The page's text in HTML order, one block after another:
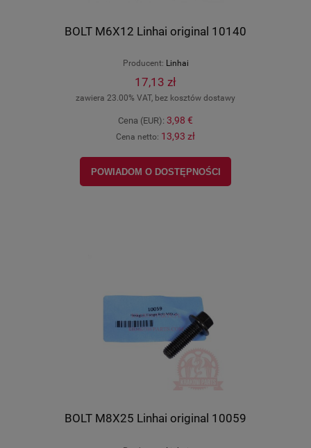
BOLT M6X12 Linhai original 10140
Producent: Linhai
17,13 zł
zawiera 23.00% VAT, bez kosztów dostawy
Cena (EUR): 3,98 €
Cena netto: 13,93 zł
POWIADOM O DOSTĘPNOŚCI
BOLT M8X25 Linhai original 10059